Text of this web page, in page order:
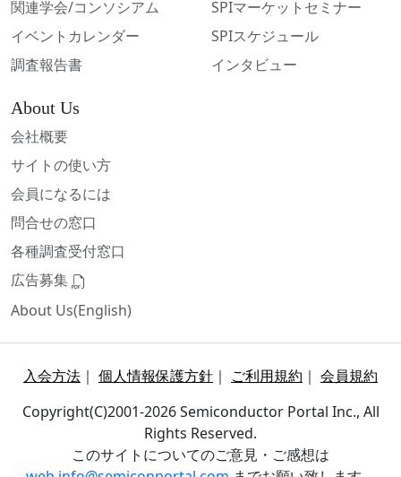
関連学会/コンソシアム
イベントカレンダー
調査報告書
SPIマーケットセミナー
SPIスケジュール
インタビュー
About Us
会社概要
サイトの使い方
会員になるには
問合せの窓口
各種調査受付窓口
広告募集
About Us(English)
入会方法 ｜ 個人情報保護方針 ｜ ご利用規約 ｜ 会員規約
Copyright(C)2001-2026 Semiconductor Portal Inc., All
Rights Reserved.
このサイトについてのご意見・ご感想は